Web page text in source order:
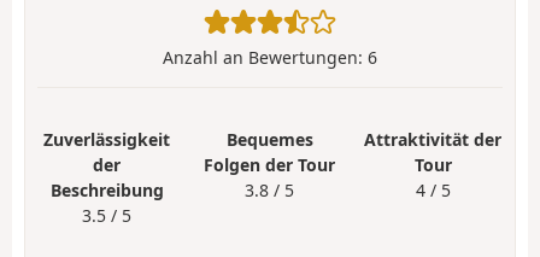
Anzahl an Bewertungen: 6
Zuverlässigkeit
der
Beschreibung
3.5 / 5
Bequemes
Folgen der Tour
3.8 / 5
Attraktivität der
Tour
4 / 5